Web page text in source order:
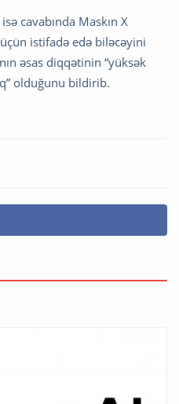
cavabında Maskın X
istifadə edə biləcəyini
əsas diqqətinin “yüksək
olduğunu bildirib.